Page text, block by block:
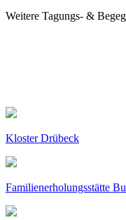
Weitere Tagungs- &
Kloster Drübeck
Familienerholungsstätte